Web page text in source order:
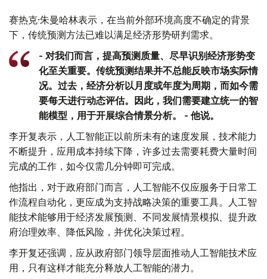
赛热克·朱曼哈林表示，在当前外部环境高度不确定的背景
下，传统预测方法已难以满足经济形势研判需求。
- 对我们而言，提高预测质量、尽早识别经济形势变
化至关重要。传统预测结果并不总能反映市场实际情
况。过去，经济分析以月度或年度为周期，而如今需
要每天进行动态评估。因此，我们需要建立统一的智
能模型，用于开展综合情景分析。 - 他说。
李开复表示，人工智能正以前所未有的速度发展，技术能力
不断提升，应用成本持续下降，许多过去需要耗费大量时间
完成的工作，如今仅需几分钟即可完成。
他指出，对于政府部门而言，人工智能不仅应服务于日常工
作流程自动化，更应成为支持战略决策的重要工具。人工智
能技术能够用于经济发展预测、不同发展情景模拟、提升政
府治理效率、降低风险，并优化决策过程。
李开复还强调，应从政府部门领导层面推动人工智能技术应
用，只有这样才能充分释放人工智能的潜力。